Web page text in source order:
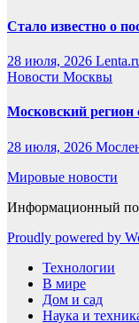
Стало известно о
28 июля, 2026
Новости Москвы
Московский регион
28 июля, 2026
Мировые новости
Информационный
Proudly powered by
Технологии
В мире
Дом и сад
Наука и